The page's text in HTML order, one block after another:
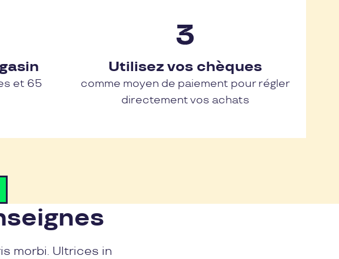
et 65
Utilisez vos chèques
comme moyen de paiement pour régler
directement vos achats
morbi. Ultrices in